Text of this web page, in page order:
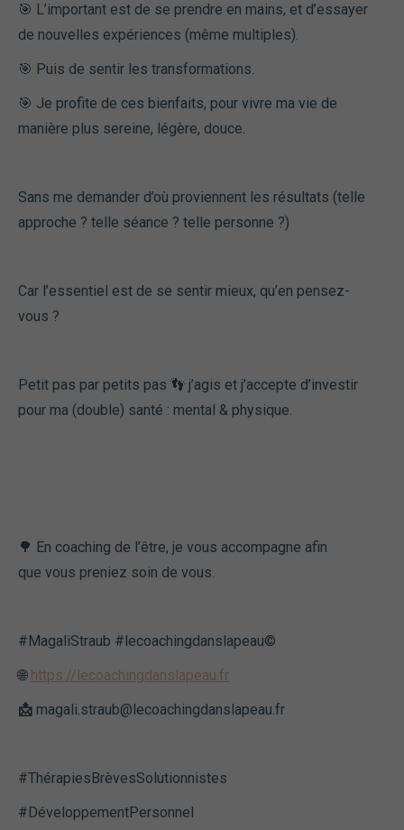
🎯 L’important est de se prendre en mains, et d’essayer
de nouvelles expériences (même multiples).
🎯 Puis de sentir les transformations.
🎯 Je profite de ces bienfaits, pour vivre ma vie de
manière plus sereine, légère, douce.
Sans me demander d’où proviennent les résultats (telle
approche ? telle séance ? telle personne ?)
Car l’essentiel est de se sentir mieux, qu’en pensez-
vous ?
Petit pas par petits pas 👣 j’agis et j’accepte d’investir
pour ma (double) santé : mental & physique.
🌳 En coaching de l’être, je vous accompagne afin
que vous preniez soin de vous.
#MagaliStraub #lecoachingdanslapeau©️
🌐 https://lecoachingdanslapeau.fr
📩 magali.straub@lecoachingdanslapeau.fr
#ThérapiesBrèvesSolutionnistes
#DéveloppementPersonnel